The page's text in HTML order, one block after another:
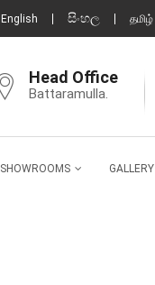
English සිංහල தமிழ்
Head Office
Battaramulla.
SHOWROOMS GALLERY